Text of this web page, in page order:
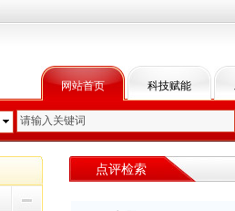
网站首页 科技赋能
点评检索